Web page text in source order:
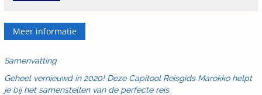
Meer informatie
Samenvatting
Geheel vernieuwd in 2020! Deze Capitool Reisgids Marokko helpt
je bij het samenstellen van de perfecte reis.